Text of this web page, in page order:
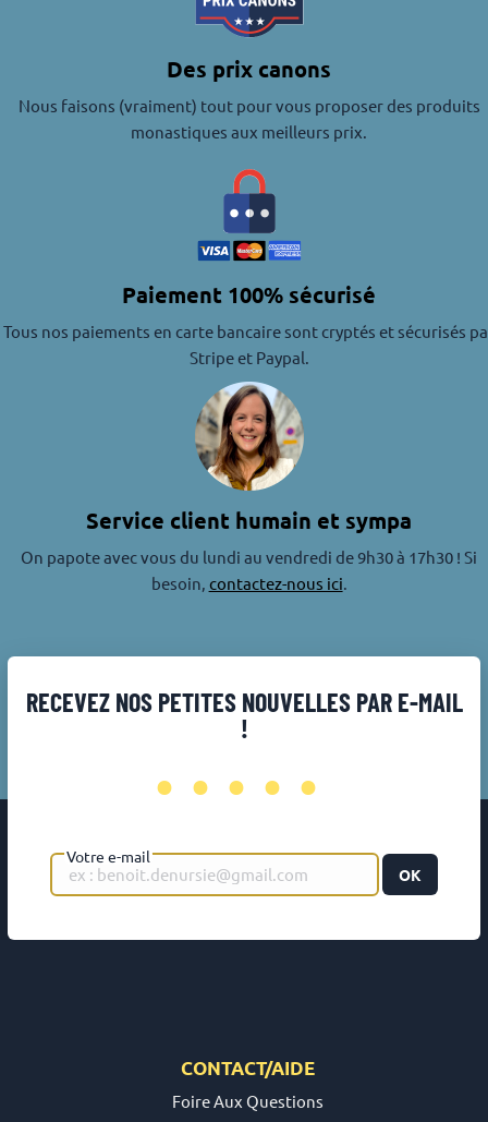
Des prix canons
Nous faisons (vraiment) tout pour vous proposer des produits
monastiques aux meilleurs prix.
Paiement 100% sécurisé
Tous nos paiements en carte bancaire sont cryptés et sécurisés
Stripe et Paypal.
Service client humain et sympa
On papote avec vous du lundi au vendredi de 9h30 à 17h30 ! Si
besoin, contactez-nous ici.
RECEVEZ NOS PETITES NOUVELLES PAR E-MAIL
!
•••••
Votre e-mail
OK
CONTACT/AIDE
Foire Aux Questions